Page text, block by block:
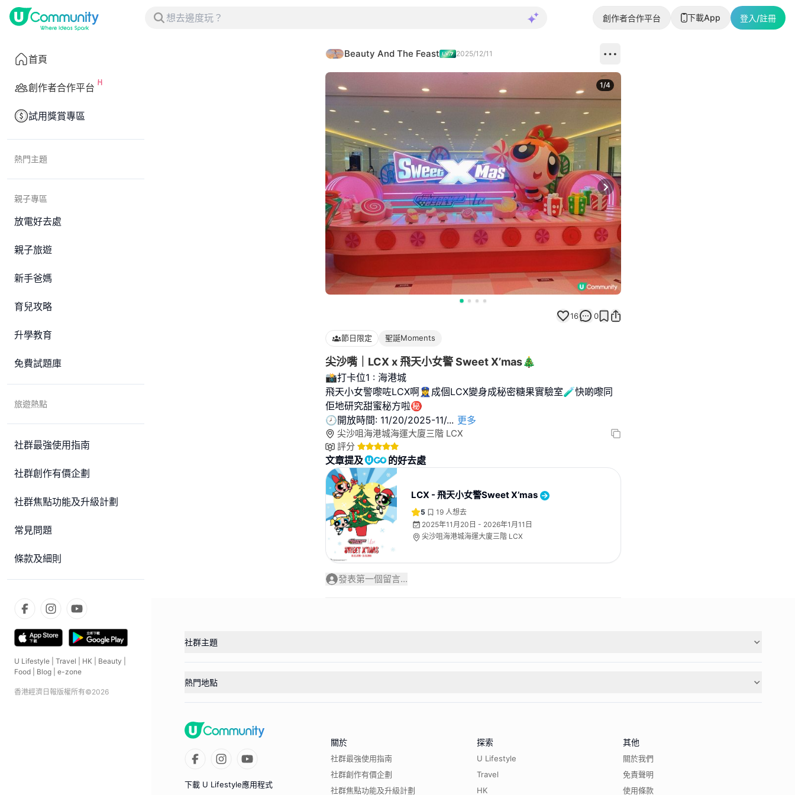
創作者合作平台 下載App 登入/註冊
首頁
創作者合作平台
試用獎賞專區
熱門主題
親子專區
放電好去處
親子旅遊
新手爸媽
育兒攻略
升學教育
免費試題庫
旅遊熱點
社群最強使用指南
社群創作有價企劃
社群焦點功能及升級計劃
常見問題
條款及細則
U Lifestyle Travel HK Beauty
Food
Blog e-zone
香港經濟日報版權所有©2026
Beauty And The Feast 2025/12/11
Next slide
1/4
16 0
節日限定 聖誕Moments
尖沙嘴｜LCX x 飛天小女警 Sweet X’mas🎄
📸打卡位1 : 海港城
飛天小女警嚟咗LCX啊👮‍♀️成個LCX變身成秘密糖果實驗室🧪快啲嚟同
佢地研究甜蜜秘方啦㊙️
🕗開放時間: 11/20/2025-11/... 更多
尖沙咀海港城海運大廈三階 LCX
評分
文章提及 的好去處
LCX - 飛天小女警Sweet X’mas
5 19 人想去
2025年11月20日 - 2026年1月11日
尖沙咀海港城海運大廈三階 LCX
發表第一個留言...
社群主題
熱門地點
下載 U Lifestyle應用程式
關於
社群最強使用指南
社群創作有價企劃
社群焦點功能及升級計劃
探索
U Lifestyle
Travel
HK
其他
關於我們
免責聲明
使用條款